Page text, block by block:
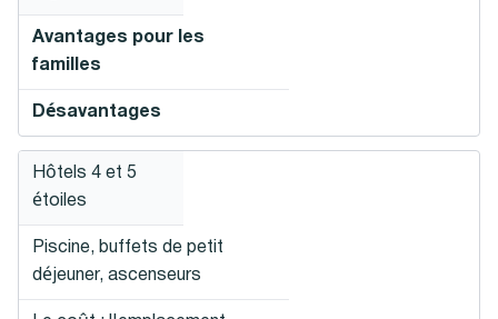
Avantages pour les
familles
Désavantages
Hôtels 4 et 5
étoiles
Piscine, buffets de petit
déjeuner, ascenseurs